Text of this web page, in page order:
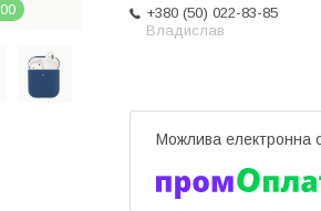
00
+380 (50) 022-83-85
Владислав